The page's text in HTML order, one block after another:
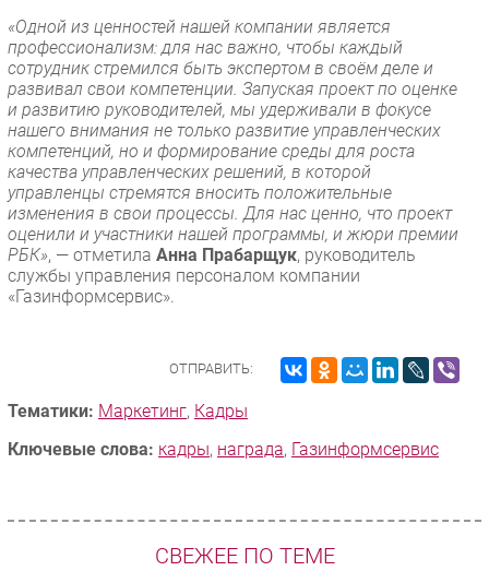
«Одной из ценностей нашей компании является
профессионализм: для нас важно, чтобы каждый
сотрудник стремился быть экспертом в своём деле и
развивал свои компетенции. Запуская проект по оценке
и развитию руководителей, мы удерживали в фокусе
нашего внимания не только развитие управленческих
компетенций, но и формирование среды для роста
качества управленческих решений, в которой
управленцы стремятся вносить положительные
изменения в свои процессы. Для нас ценно, что проект
оценили и участники нашей программы, и жюри премии
РБК», — отметила Анна Прабарщук, руководитель
службы управления персоналом компании
«Газинформсервис».
ОТПРАВИТЬ:
Тематики: Маркетинг, Кадры
Ключевые слова: кадры, награда, Газинформсервис
СВЕЖЕЕ ПО ТЕМЕ